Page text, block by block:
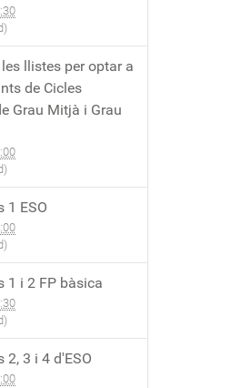
llistes per optar a
de Cicles
Grau Mitjà i Grau
1 ESO
1 i 2 FP bàsica
2, 3 i 4 d'ESO